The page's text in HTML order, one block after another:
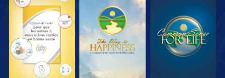
REGARDER REGARDER REGARDER